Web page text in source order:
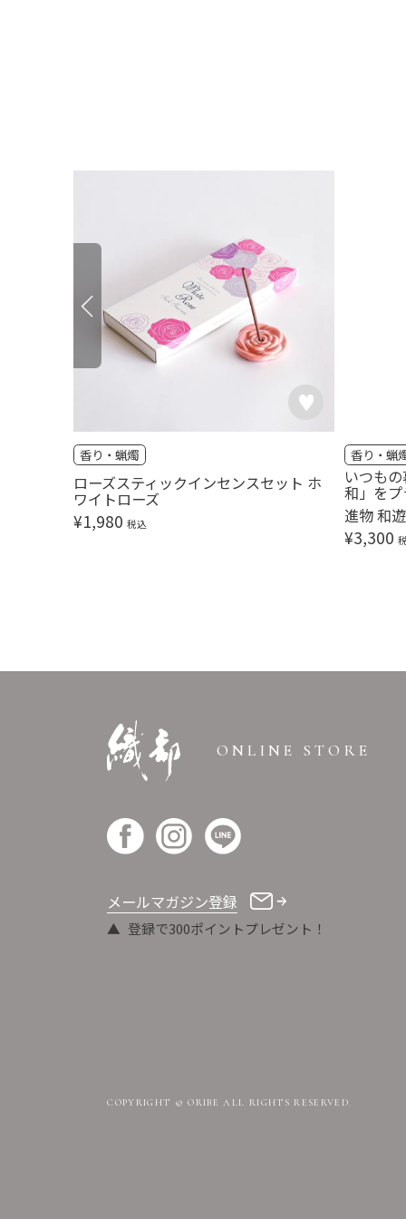
ローズスティックインセンスセット ホ
ワイトローズ
香り・蝋燭
¥1,980 税込 進物 和
香り・蝋
¥3,300
いつも
和」を
ONLINE STORE
メールマガジン登録
登録で300ポイントプレゼント！
COPYRIGHT © ORIBE ALL RIGHTS RESERVED.